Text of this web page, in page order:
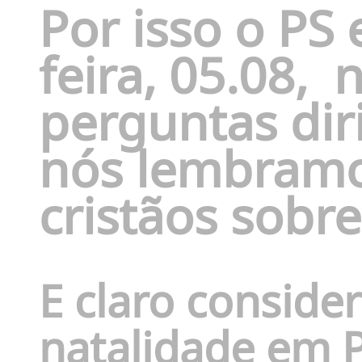
Por isso o
feira, 05.08,
perguntas
nós
cristãos
E claro